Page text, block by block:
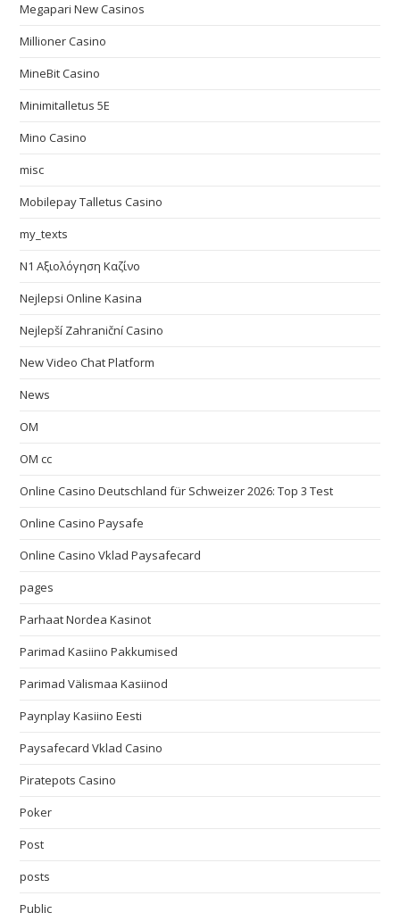
Megapari New Casinos
Millioner Casino
MineBit Casino
Minimitalletus 5E
Mino Casino
misc
Mobilepay Talletus Casino
my_texts
N1 Αξιολόγηση Καζίνο
Nejlepsi Online Kasina
Nejlepší Zahraniční Casino
New Video Chat Platform
News
OM
OM cc
Online Casino Deutschland für Schweizer 2026: Top 3 Test
Online Casino Paysafe
Online Casino Vklad Paysafecard
pages
Parhaat Nordea Kasinot
Parimad Kasiino Pakkumised
Parimad Välismaa Kasiinod
Paynplay Kasiino Eesti
Paysafecard Vklad Casino
Piratepots Casino
Poker
Post
posts
Public